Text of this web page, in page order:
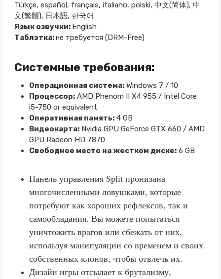
Türkçe, español, français, italiano, polski, 中文(简体), 中
文(繁體), 日本語, 한국어
Язык озвучки: English
Таблэтка:не требуется (DRM-Free)
Системные требования:
Операционная система:Windows 7 / 10
Процессор:AMD Phenom II X4 955 / Intel Core
i5-750 or equivalent
Оперативная память:4 GB
Видеокарта:Nvidia GPU GeForce GTX 660 / AMD
GPU Radeon HD 7870
Свободное место на жестком диске:6 GB
Панель управления Split пронизана
многочисленными ловушками, которые
потребуют как хороших рефлексов, так и
самообладания. Вы можете попытаться
уничтожить врагов или сбежать от них,
используя манипуляции со временем и своих
собственных клонов, чтобы отвлечь их.
Дизайн игры отсылает к брутализму,